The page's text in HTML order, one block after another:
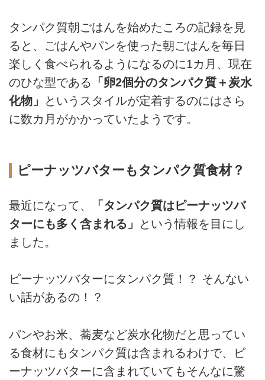
タンパク質朝ごはんを始めたころの記録を見
ると、ごはんやパンを使った朝ごはんを毎日
楽しく食べられるようになるのに1カ月、現在
のひな型である 「卵2個分のタンパク質＋炭水
化物」
というスタイルが定着するのにはさら
に数カ月がかかっていたようです。
ピーナッツバターもタンパク質食材？
最近になって、
「タンパク質はピーナッツバ
ターにも多く含まれる」
という情報を目にし
ました。
ピーナッツバターにタンパク質！？ そんない
い話があるの！？
パンやお米、蕎麦など炭水化物だと思ってい
る食材にもタンパク質は含まれるわけで、ピ
ーナッツバターに含まれていてもそんなに驚